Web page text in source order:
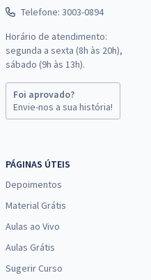
Telefone: 3003-0894
Horário de atendimento:
segunda a sexta (8h às 20h),
sábado (9h às 13h).
Foi aprovado?
Envie-nos a sua história!
PÁGINAS ÚTEIS
Depoimentos
Material Grátis
Aulas ao Vivo
Aulas Grátis
Sugerir Curso